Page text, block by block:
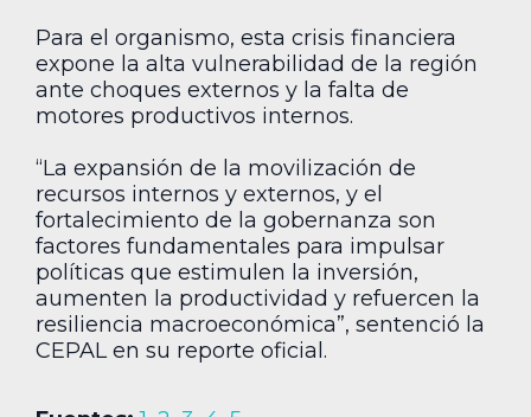
Para el organismo, esta crisis financiera
expone la alta vulnerabilidad de la región
ante choques externos y la falta de
motores productivos internos.
“La expansión de la movilización de
recursos internos y externos, y el
fortalecimiento de la gobernanza son
factores fundamentales para impulsar
políticas que estimulen la inversión,
aumenten la productividad y refuercen la
resiliencia macroeconómica”, sentenció la
CEPAL en su reporte oficial.